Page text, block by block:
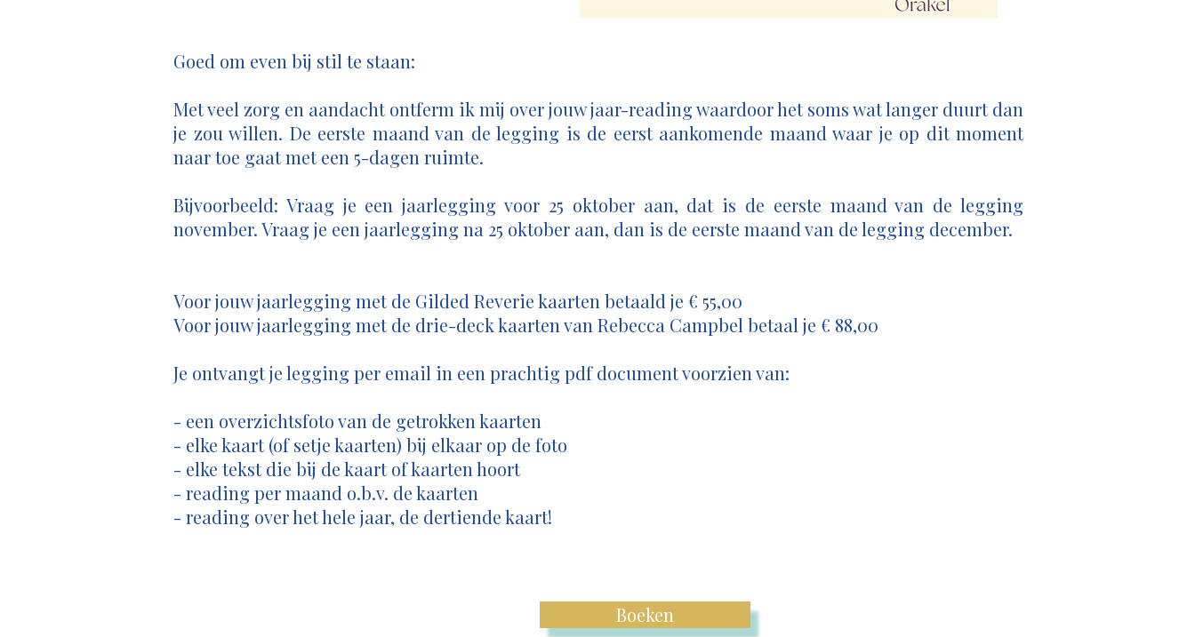
Goed om even bij stil te staan:
Met veel zorg en aandacht ontferm ik mij over jouw jaar-reading waardoor het soms wat langer duurt dan
je zou willen. De eerste maand van de legging is de eerst aankomende maand waar je op dit moment
naar toe gaat met een 5-dagen ruimte.
Bijvoorbeeld: Vraag je een jaarlegging voor 25 oktober aan, dat is de eerste maand van de legging
november. Vraag je een jaarlegging na 25 oktober aan, dan is de eerste maand van de legging december.
Voor jouw jaarlegging met de Gilded Reverie kaarten betaald je € 55,00
Voor jouw jaarlegging met de drie-deck kaarten van Rebecca Campbel betaal je € 88,00
Je ontvangt je legging per email in een prachtig pdf document voorzien van:
- een overzichtsfoto van de getrokken kaarten
- elke kaart (of setje kaarten) bij elkaar op de foto
- elke tekst die bij de kaart of kaarten hoort
- reading per maand o.b.v. de kaarten
- reading over het hele jaar, de dertiende kaart!
Boeken